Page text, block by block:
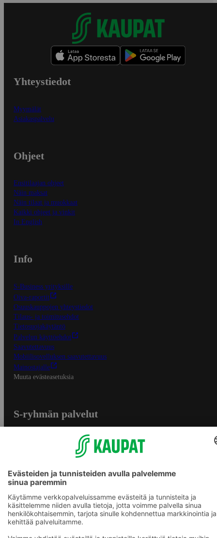
Yhteystiedot
Myymälät
Asiakaspalvelu
Ohjeet
Ensitilaajan ohjeet
Näin maksat
Näin tilaat ja muokkaat
Kaikki ohjeet ja vinkit
In English
Info
S-Business yrityksille
Oiva-raportit
Osuuskauppojen yhteystiedot
Tilaus- ja toimitusehdot
Tietosuojakäytäntö
Palvelun käyttöehdot
Saavutettavuus
Mobiilisovelluksen saavutettavuus
Mainostajalle
Muuta evästeasetuksia
S-ryhmän palvelut
S-ostoslista -sovellus
Prisma.fi
Sokos.fi
S-Pankki
Yhteishyvä
Sokos Hotels